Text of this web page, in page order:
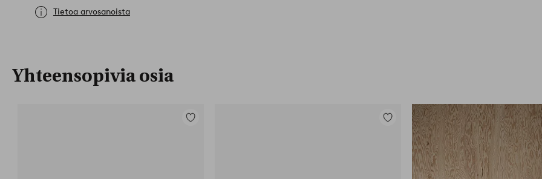
Tietoa arvosanoista
Yhteensopivia osia
Lisää
Lisää
suosikkeihin